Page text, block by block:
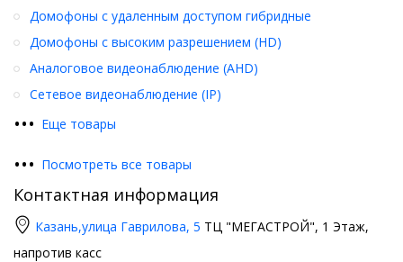
••• Еще товары
Домофоны с удаленным доступом гибридные
Домофоны с высоким разрешением (HD)
Аналоговое видеонаблюдение (AHD)
Сетевое видеонаблюдение (IP)
••• Посмотреть все товары
Контактная информация
Казань,улица Гаврилова, 5 ТЦ "МЕГАСТРОЙ", 1 Этаж,
напротив касс